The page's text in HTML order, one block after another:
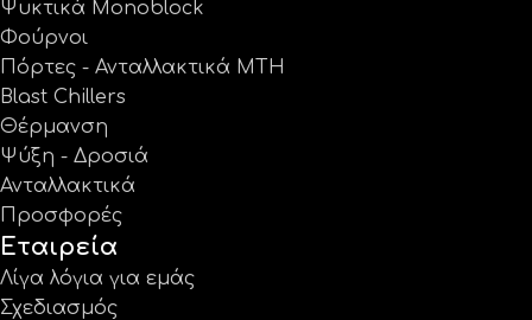
Ψυκτικά Monoblock
Φούρνοι
Πόρτες - Ανταλλακτικά MTH
Blast Chillers
Θέρμανση
Ψύξη - Δροσιά
Ανταλλακτικά
Προσφορές
Εταιρεία
Λίγα λόγια για εμάς
Σχεδιασμός